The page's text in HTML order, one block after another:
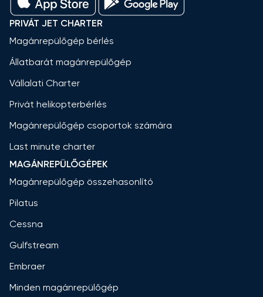
PRIVÁT JET CHARTER
Magánrepülőgép bérlés
Állatbarát magánrepülőgép
Vállalati Charter
Privát helikopterbérlés
Magánrepülőgép csoportok számára
Last minute charter
MAGÁNREPÜLŐGÉPEK
Magánrepülőgép összehasonlító
Pilatus
Cessna
Gulfstream
Embraer
Minden magánrepülőgép